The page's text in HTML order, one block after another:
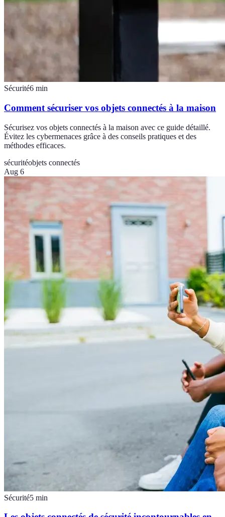
Sécurité6 min
Comment sécuriser vos objets connectés à la maison
Sécurisez vos objets connectés à la maison avec ce guide détaillé.
Évitez les cybermenaces grâce à des conseils pratiques et des
méthodes efficaces.
sécuritéobjets connectés
Aug 6
Sécurité5 min